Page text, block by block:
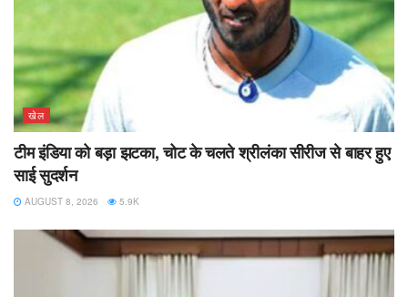
खेल
टीम इंडिया को बड़ा झटका, चोट के चलते श्रीलंका सीरीज से बाहर हुए
साई सुदर्शन
AUGUST 8, 2026 5.9K